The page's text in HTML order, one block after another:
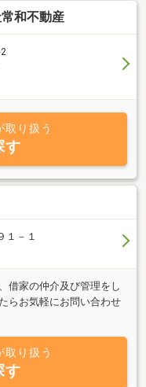
和不動産
取り扱う
す
１－１
借家の仲介及び管理をし
らお気軽にお問い合わせ
取り扱う
す